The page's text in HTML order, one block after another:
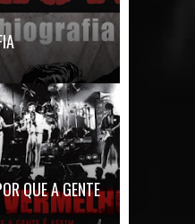
a história de um
QUE A GENTE